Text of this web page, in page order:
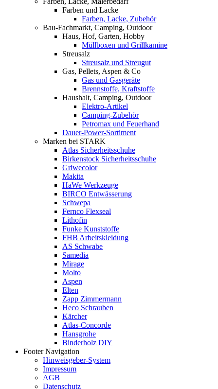
Farben und Lacke
Farben, Lacke, Zubehör
Bau-Fachmarkt, Camping, Outdoor
Haus, Hof, Garten, Hobby
Müllboxen und Grillkamine
Streusalz
Streusalz und Streugut
Gas, Pellets, Aspen & Co
Gas und Gasgeräte
Brennstoffe, Kraftstoffe
Haushalt, Camping, Outdoor
Elektro-Artikel
Camping-Zubehör
Petromax und Feuerhand
Dauer-Power-Sortiment
Marken bei STARK
Atlas Sicherheitsschuhe
Birkenstock Sicherheitsschuhe
Griwecolor
Makita
HaWe Werkzeuge
BIRCO Entwässerung
Schwepa
Fernco Flexseal
Lithofin
Funke Kunststoffe
FHB Arbeitskleidung
AS Schwabe
Samedia
Mirage
Molto
Aspen
Elten
Zapp Zimmermann
Heco Schrauben
Kärcher
Atlas-Concorde
Hansgrohe
Binderholz DIY
Footer Navigation
Hinweisgeber-System
Impressum
AGB
Datenschutz